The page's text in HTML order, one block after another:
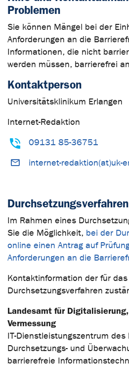
Problemen
Sie können Mängel bei der
Anforderungen an die
Informationen, die nicht
werden müssen, barrierefrei
Kontaktperson
Universitätsklinikum Erlangen
Internet-Redaktion
09131 85-36751
internet-redaktion(at)uk-
Durchsetzungsverfahren
Im Rahmen eines
Sie die Möglichkeit, bei der
online einen Antrag auf
Anforderungen an die
Kontaktinformation der für das
Durchsetzungsverfahren
Landesamt für
Vermessung
IT-Dienstleistungszentrum des
Durchsetzungs- und
barrierefreie